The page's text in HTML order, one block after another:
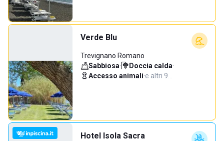
Verde Blu
Trevignano Romano
Sabbiosa· Doccia calda·
Accesso animali·e altri 9…
Hotel Isola Sacra